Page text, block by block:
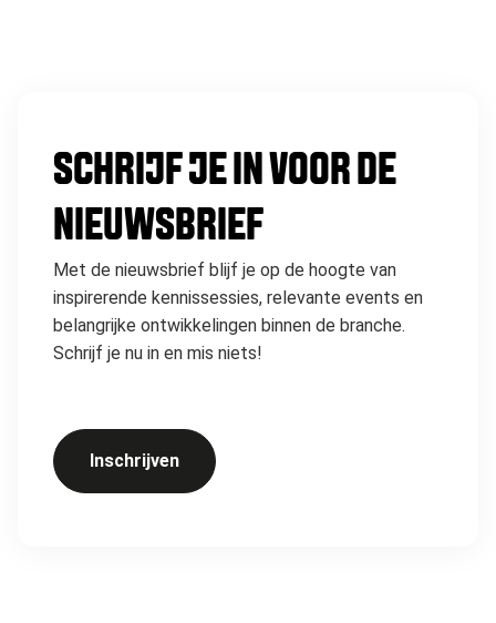
SCHRIJF JE IN VOOR DE
NIEUWSBRIEF
Met de nieuwsbrief blijf je op de hoogte van
inspirerende kennissessies, relevante events en
belangrijke ontwikkelingen binnen de branche.
Schrijf je nu in en mis niets!
Inschrijven